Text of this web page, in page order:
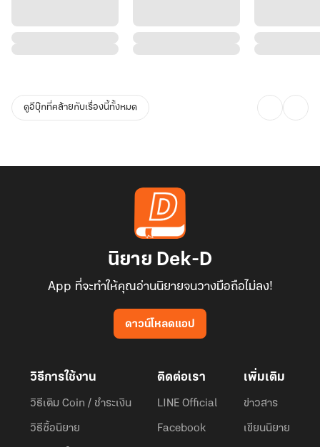
ดูอีบุ๊กที่คล้ายกับเรื่องนี้ทั้งหมด
นิยาย Dek-D
App ที่จะทำให้คุณอ่านนิยายจนวางมือถือไม่ลง!
ดาวน์โหลดแอป
วิธีการใช้งาน
วิธีเติม Coin / ชำระเงิน
วิธีซื้อนิยาย
ติดต่อเรา
LINE Official
Facebook
เพิ่มเติม
ข่าวสาร
เขียนนิยาย